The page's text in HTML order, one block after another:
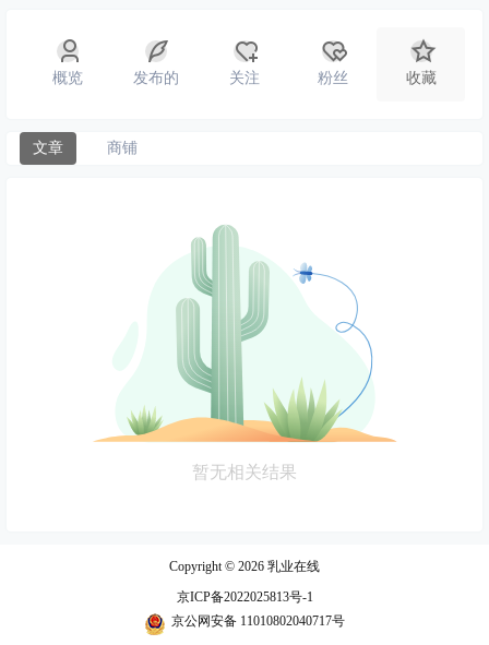
概览 发布的 关注 粉丝 收藏
文章 商铺
暂无相关结果
Copyright © 2026 乳业在线
京ICP备2022025813号-1
京公网安备 11010802040717号